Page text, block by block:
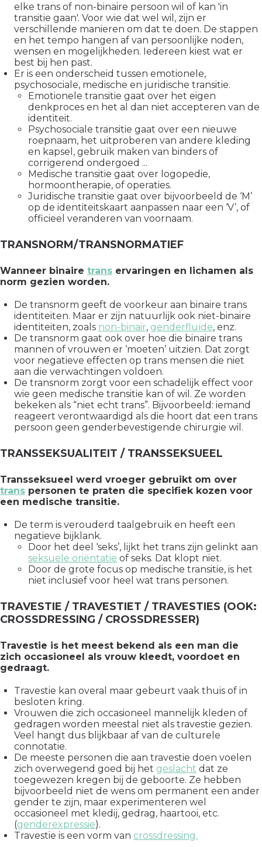
elke trans of non-binaire persoon wil of kan 'in
transitie gaan'. Voor wie dat wel wil, zijn er
verschillende manieren om dat te doen. De stappen
en het tempo hangen af van persoonlijke noden,
wensen en mogelijkheden. Iedereen kiest wat er
best bij hen past.
Er is een onderscheid tussen emotionele,
psychosociale, medische en juridische transitie.
Emotionele transitie gaat over het eigen
denkproces en het al dan niet accepteren van de
identiteit.
Psychosociale transitie gaat over een nieuwe
roepnaam, het uitproberen van andere kleding
en kapsel, gebruik maken van binders of
corrigerend ondergoed ...
Medische transitie gaat over logopedie,
hormoontherapie, of operaties.
Juridische transitie gaat over bijvoorbeeld de ‘M’
op de identiteitskaart aanpassen naar een ‘V’, of
officieel veranderen van voornaam.
TRANSNORM/TRANSNORMATIEF
Wanneer binaire trans ervaringen en lichamen als
norm gezien worden.
De transnorm geeft de voorkeur aan binaire trans
identiteiten. Maar er zijn natuurlijk ook niet-binaire
identiteiten, zoals non-binair, genderfluïde, enz.
De transnorm gaat ook over hoe die binaire trans
mannen of vrouwen er ‘moeten’ uitzien. Dat zorgt
voor negatieve effecten op trans mensen die niet
aan die verwachtingen voldoen.
De transnorm zorgt voor een schadelijk effect voor
wie geen medische transitie kan of wil. Ze worden
bekeken als “niet echt trans”. Bijvoorbeeld: iemand
reageert verontwaardigd als die hoort dat een trans
persoon geen genderbevestigende chirurgie wil.
TRANSSEKSUALITEIT / TRANSSEKSUEEL
Transseksueel werd vroeger gebruikt om over
trans personen te praten die specifiek kozen voor
een medische transitie.
De term is verouderd taalgebruik en heeft een
negatieve bijklank.
Door het deel ‘seks’, lijkt het trans zijn gelinkt aan
seksuele oriëntatie of seks. Dat klopt niet.
Door de grote focus op medische transitie, is het
niet inclusief voor heel wat trans personen.
TRAVESTIE / TRAVESTIET / TRAVESTIES (OOK:
CROSSDRESSING / CROSSDRESSER)
Travestie is het meest bekend als een man die
zich occasioneel als vrouw kleedt, voordoet en
gedraagt.
Travestie kan overal maar gebeurt vaak thuis of in
besloten kring.
Vrouwen die zich occasioneel mannelijk kleden of
gedragen worden meestal niet als travestie gezien.
Veel hangt dus blijkbaar af van de culturele
connotatie.
De meeste personen die aan travestie doen voelen
zich overwegend goed bij het geslacht dat ze
toegewezen kregen bij de geboorte. Ze hebben
bijvoorbeeld niet de wens om permanent een ander
gender te zijn, maar experimenteren wel
occasioneel met kledij, gedrag, haartooi, etc.
(genderexpressie).
Travestie is een vorm van crossdressing.